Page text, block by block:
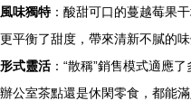
風味獨特：酸甜可口的蔓越莓果
更平衡了甜度，帶來清新不膩的味
形式靈活 ：“散稱”銷售模式適應
辦公室茶點還是休閑零食，都能